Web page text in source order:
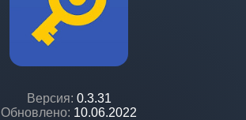
Версия: 0.3.31
Обновлено: 10.06.2022